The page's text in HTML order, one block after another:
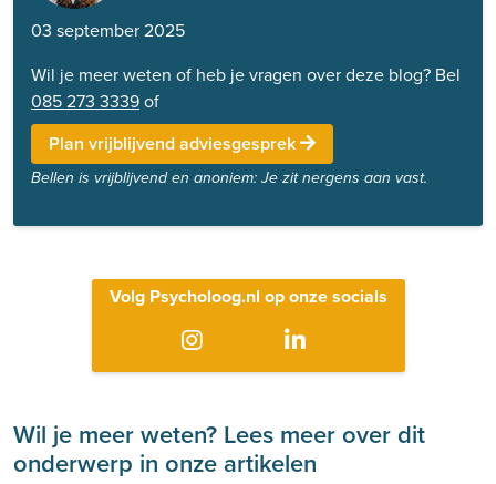
03 september 2025
Wil je meer weten of heb je vragen over deze blog? Bel
085 273 3339of
Plan vrijblijvend adviesgesprek
Bellen is vrijblijvend en anoniem: Je zit nergens aan vast.
Volg Psycholoog.nl op onze socials
Wil je meer weten? Lees meer over dit
onderwerp in onze artikelen